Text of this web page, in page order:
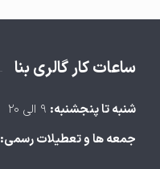
ساعات کار گالری بنا
شنبه تا پنجشنبه:
جمعه ها و تعطیلات رسمی: